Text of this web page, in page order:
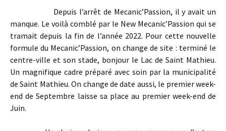
Depuis l’arrêt de Mecanic’Passion, il y avait un
manque. Le voilà comblé par le New Mecanic’Passion qui se
tramait depuis la fin de l’année 2022. Pour cette nouvelle
formule du Mecanic’Passion, on change de site : terminé le
centre-ville et son stade, bonjour le Lac de Saint Mathieu.
Un magnifique cadre préparé avec soin par la municipalité
de Saint Mathieu. On change de date aussi, le premier week-
end de Septembre laisse sa place au premier week-end de
Juin.